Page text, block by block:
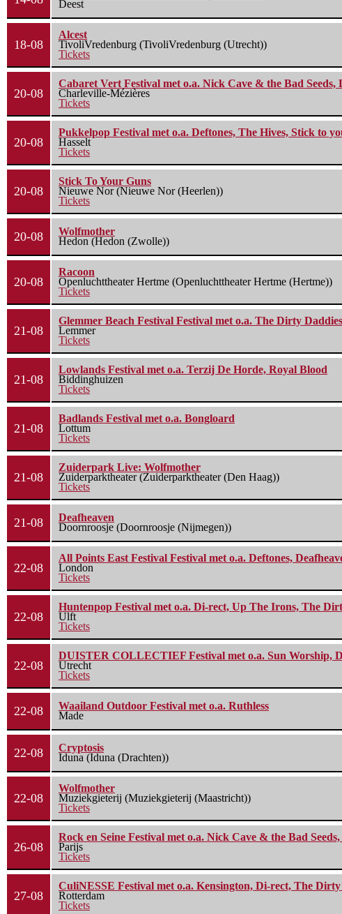
Deest
18-08
Alcest
TivoliVredenburg (TivoliVredenburg (Utrecht))
Tickets
20-08
Cabaret Vert Festival met o.a. Nick Cave & the Bad Seeds,
Charleville-Mézières
Tickets
20-08
Pukkelpop Festival met o.a. Deftones, The Hives, Stick to
Hasselt
Tickets
20-08
Stick To Your Guns
Nieuwe Nor (Nieuwe Nor (Heerlen))
Tickets
20-08
Wolfmother
Hedon (Hedon (Zwolle))
20-08
Racoon
Openluchttheater Hertme (Openluchttheater Hertme (Hertme))
Tickets
21-08
Glemmer Beach Festival Festival met o.a. The Dirty
Lemmer
Tickets
21-08
Lowlands Festival met o.a. Terzij De Horde, Royal Blood
Biddinghuizen
Tickets
21-08
Badlands Festival met o.a. Bongloard
Lottum
Tickets
21-08
Zuiderpark Live: Wolfmother
Zuiderparktheater (Zuiderparktheater (Den Haag))
Tickets
21-08
Deafheaven
Doornroosje (Doornroosje (Nijmegen))
22-08
All Points East Festival Festival met o.a. Deftones,
London
Tickets
22-08
Huntenpop Festival met o.a. Di-rect, Up The Irons, The
Ulft
Tickets
22-08
DUISTER COLLECTIEF Festival met o.a. Sun Worship,
Utrecht
Tickets
22-08
Waailand Outdoor Festival met o.a. Ruthless
Made
22-08
Cryptosis
Iduna (Iduna (Drachten))
22-08
Wolfmother
Muziekgieterij (Muziekgieterij (Maastricht))
Tickets
26-08
Rock en Seine Festival met o.a. Nick Cave & the Bad
Parijs
Tickets
27-08
CuliNESSE Festival met o.a. Kensington, Di-rect, The
Rotterdam
Tickets